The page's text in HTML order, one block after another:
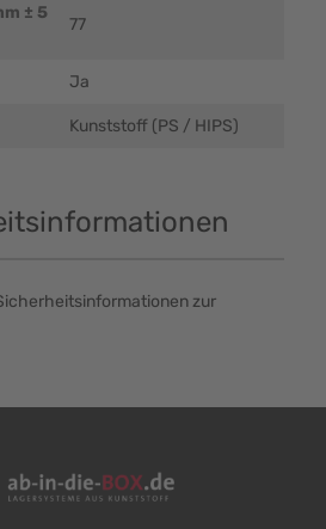
± 5
77
Ja
Kunststoff (PS / HIPS)
zur